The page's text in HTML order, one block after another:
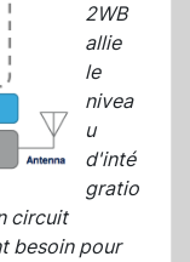
2WB
allie
le
nivea
u
d'inté
gratio
circuit
besoin pour